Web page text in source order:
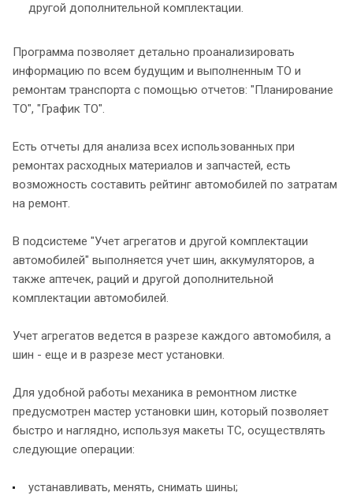
другой дополнительной комплектации.
Программа позволяет детально проанализировать
информацию по всем будущим и выполненным ТО и
ремонтам транспорта с помощью отчетов: "Планирование
ТО", "График ТО".
Есть отчеты для анализа всех использованных при
ремонтах расходных материалов и запчастей, есть
возможность составить рейтинг автомобилей по затратам
на ремонт.
В подсистеме "Учет агрегатов и другой комплектации
автомобилей" выполняется учет шин, аккумуляторов, а
также аптечек, раций и другой дополнительной
комплектации автомобилей.
Учет агрегатов ведется в разрезе каждого автомобиля, а
шин - еще и в разрезе мест установки.
Для удобной работы механика в ремонтном листке
предусмотрен мастер установки шин, который позволяет
быстро и наглядно, используя макеты ТС, осуществлять
следующие операции:
устанавливать, менять, снимать шины;